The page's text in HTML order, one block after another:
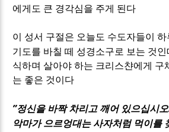
에게도 큰 경각심을 주게 된다
이 성서 구절은 오늘도 수도자들이
기도를 바칠 떼 성경소구로 보는 것인
식하며 살아야 하는 크리스챤에게 구
는 좋은 것이다
”정신을 바짝 차리고 깨어 있으십시오
악마가 으르엉대는 사자처럼 먹이를